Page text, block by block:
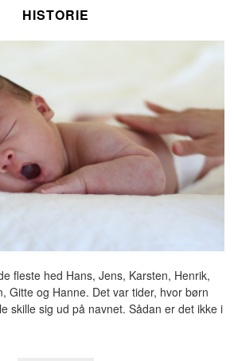
HISTORIE
fleste hed Hans, Jens, Karsten, Henrik,
Gitte og Hanne. Det var tider, hvor børn
skille sig ud på navnet. Sådan er det ikke i